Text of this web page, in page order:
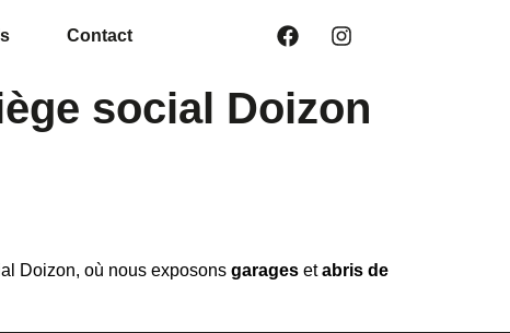
Contact
social Doizon
Doizon, où nous exposons garages etabris de